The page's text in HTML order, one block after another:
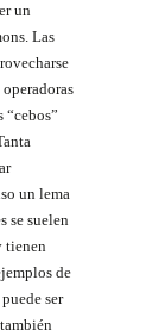
un
Las
operadoras
“cebos”
un lema
se suelen
tienen
de
ser